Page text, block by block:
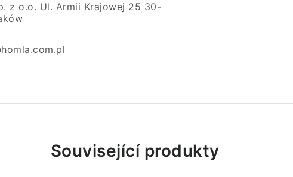
z o.o. Ul. Armii Krajowej 25 30-
Související produkty